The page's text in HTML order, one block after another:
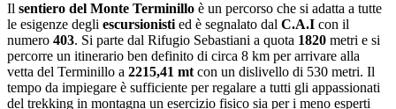
Il sentiero del Monte Terminillo è un percorso che si adatta a tutte
le esigenze degli escursionisti ed è segnalato dal C.A.I con il
numero 403. Si parte dal Rifugio Sebastiani a quota 1820 metri e si
percorre un itinerario ben definito di circa 8 km per arrivare alla
vetta del Terminillo a 2215,41 mt con un dislivello di 530 metri. Il
tempo da impiegare è sufficiente per regalare a tutti gli appassionati
del trekking in montagna un esercizio fisico sia per i meno esperti